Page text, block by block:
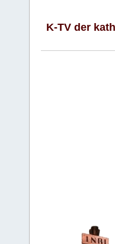
K-TV der